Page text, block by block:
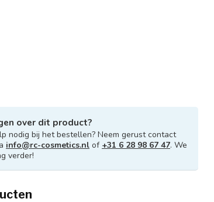
over dit product?
nodig bij het bestellen? Neem gerust contact
info@rc-cosmetics.nl of +31 6 28 98 67 47. We
verder!